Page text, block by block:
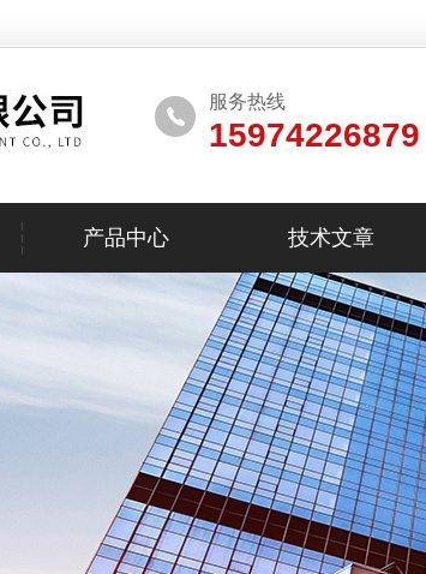
服务热线
15974226879
产品中心 技术文章